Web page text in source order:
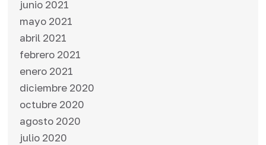
junio 2021
mayo 2021
abril 2021
febrero 2021
enero 2021
diciembre 2020
octubre 2020
agosto 2020
julio 2020